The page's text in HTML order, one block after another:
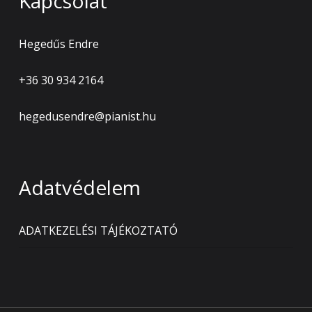
Hegedűs Endre
+36 30 934 2164
hegedusendre@pianist.hu
Adatvédelem
ADATKEZELÉSI TÁJÉKOZTATÓ